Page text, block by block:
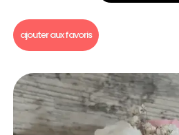
ajouter aux favoris